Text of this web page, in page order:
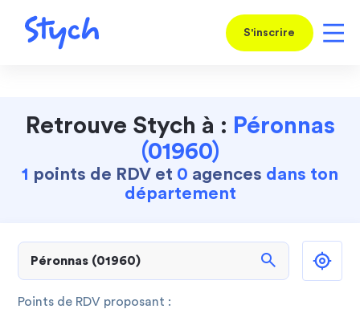
S'inscrire
Retrouve Stych à : Péronnas
(01960)
1 points de RDV et 0 agences dans ton
département
search
Points de RDV proposant :